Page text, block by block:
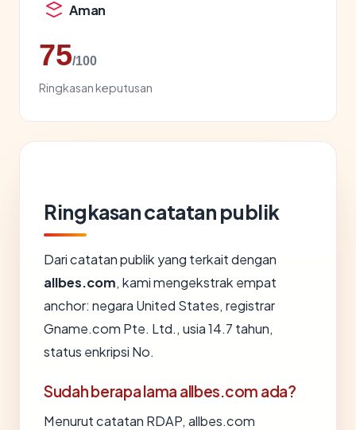
Aman
75/100
Ringkasan keputusan
Ringkasan catatan publik
Dari catatan publik yang terkait dengan
allbes.com, kami mengekstrak empat
anchor: negara United States, registrar
Gname.com Pte. Ltd., usia 14.7 tahun,
status enkripsi No.
Sudah berapa lama allbes.com ada?
Menurut catatan RDAP, allbes.com